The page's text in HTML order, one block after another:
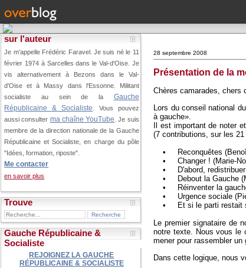
sur l'auteur
Je m'appelle Frédéric Faravel. Je suis né le 11
février 1974 à Sarcelles dans le Val-d'Oise. Je
vis alternativement à Bezons dans le Val-
d'Oise et à Massy dans l'Essonne. Militant
socialiste au sein de la Gauche
Républicaine & Socialiste . Vous pouvez
aussi consulter ma chaîne YouTube . Je suis
membre de la direction nationale de la Gauche
Républicaine et Socialiste, en charge du pôle
"Idées, formation, riposte".
Me contacter
en savoir plus
Trouve
Gauche Républicaine &
Socialiste
REJOIGNEZ LA GAUCHE
RÉPUBLICAINE & SOCIALISTE
28 septembre 2008
Présentation de la
Chères camarades, chers
Lors du conseil national
à gauche».
Il est important de noter
(7 contributions, sur les
• Reconquêtes (Benoît
• Changer ! (Marie-
• D'abord, redistribuer
• Debout la Gauche
• Réinventer la
• Urgence sociale
• Et si le parti restait
Le premier signataire de
notre texte. Nous vous le
mener pour rassembler un
Dans cette logique, nous